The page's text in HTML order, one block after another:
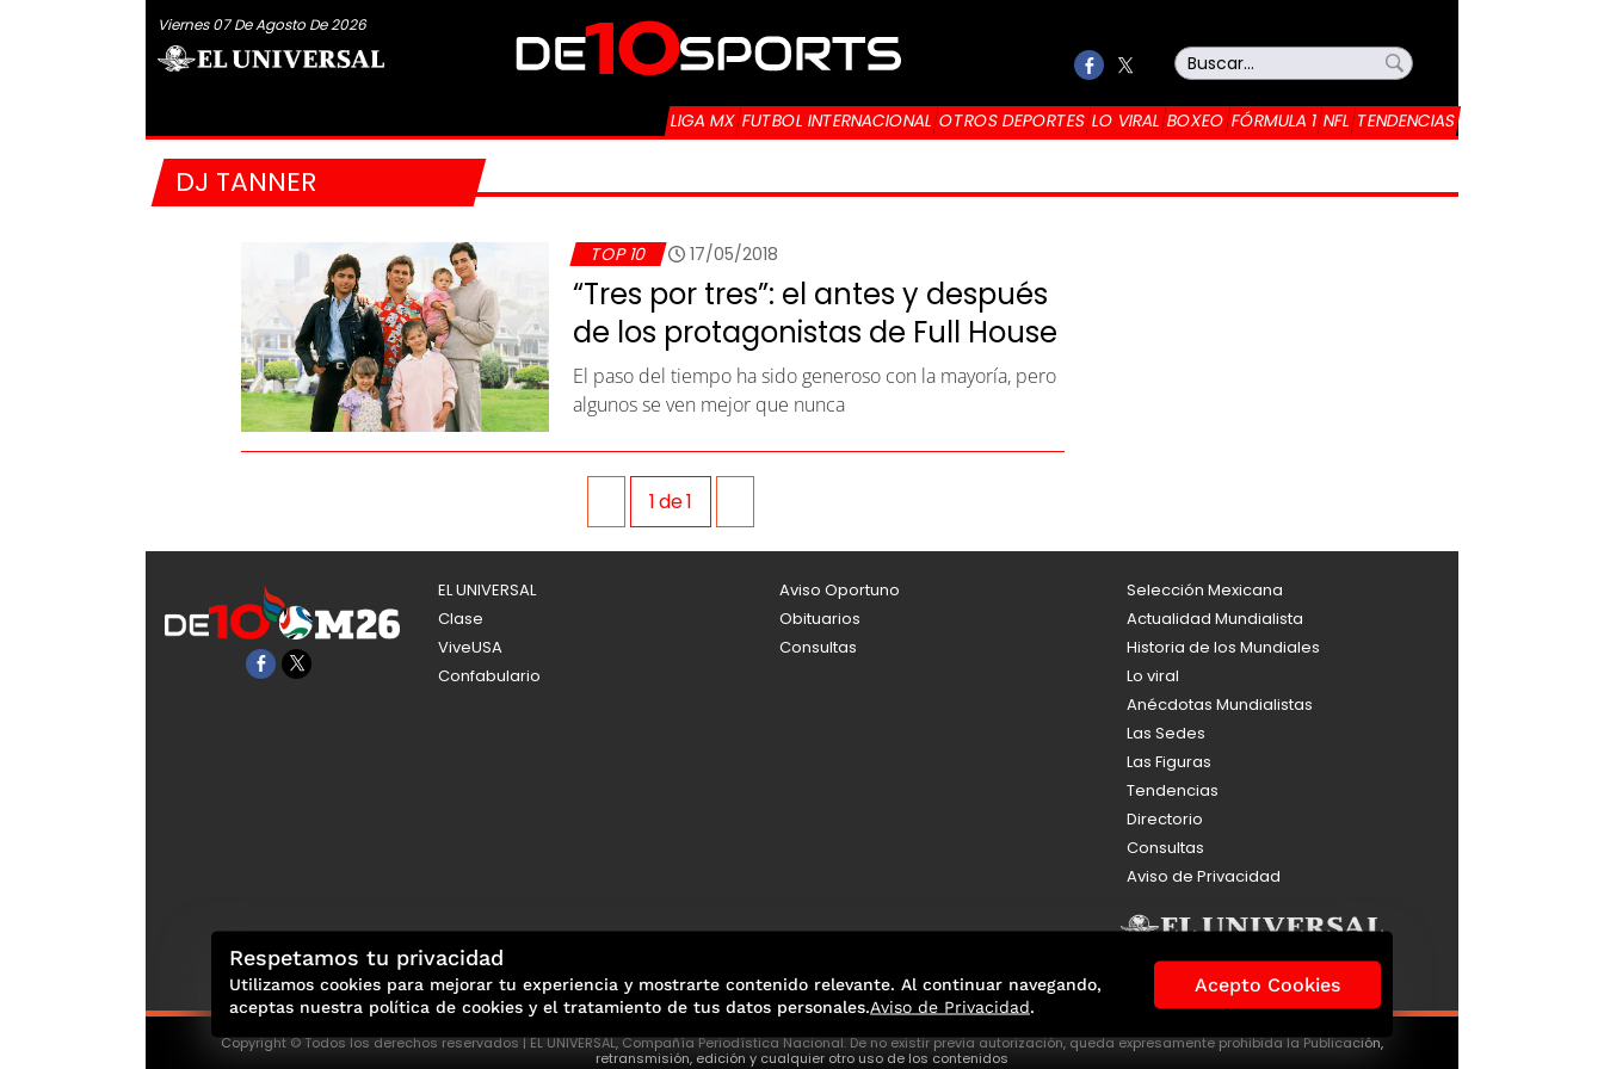
Viernes 07 De Agosto De 2026
LIGA MX FUTBOL INTERNACIONAL OTROS DEPORTES LO VIRAL BOXEO FÓRMULA 1 NFL TENDENCIAS
DJ TANNER
TOP 10 17/05/2018
“Tres por tres”: el antes y después
de los protagonistas de Full House
El paso del tiempo ha sido generoso con la mayoría, pero
algunos se ven mejor que nunca
1de1
EL UNIVERSAL
Clase
ViveUSA
Confabulario
Aviso Oportuno
Obituarios
Consultas
Selección Mexicana
Actualidad Mundialista
Historia de los Mundiales
Lo viral
Anécdotas Mundialistas
Las Sedes
Las Figuras
Tendencias
Directorio
Consultas
Aviso de Privacidad
Copyright © Todos los derechos reservados | EL UNIVERSAL, Compañía Periodística Nacional. De no existir previa autorización, queda expresamente prohibida la Publicación,
retransmisión, edición y cualquier otro uso de los contenidos
Respetamos tu privacidad
Utilizamos cookies para mejorar tu experiencia y mostrarte contenido relevante. Al continuar navegando,
aceptas nuestra política de cookies y el tratamiento de tus datos personales.Aviso de Privacidad.
Acepto Cookies